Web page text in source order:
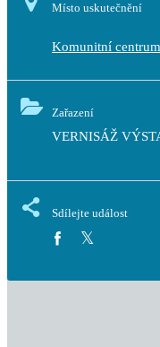
Místo uskutečnění
Komunitní
Zařazení
VERNISÁŽ
Sdílejte událost